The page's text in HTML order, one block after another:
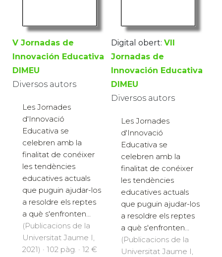
V Jornadas de
Innovación Educativa
DIMEU
Diversos autors
Les Jornades
d'Innovació
Educativa se
celebren amb la
finalitat de conéixer
les tendències
educatives actuals
que puguin ajudar-los
a resoldre els reptes
a què s'enfronten...
(Publicacions de la
Universitat Jaume I,
2021) · 102 pàg. · 12 €
Digital obert: VII
Jornadas de
Innovación Educativa
DIMEU
Diversos autors
Les Jornades
d'Innovació
Educativa se
celebren amb la
finalitat de conéixer
les tendències
educatives actuals
que puguin ajudar-los
a resoldre els reptes
a què s'enfronten...
(Publicacions de la
Universitat Jaume I,